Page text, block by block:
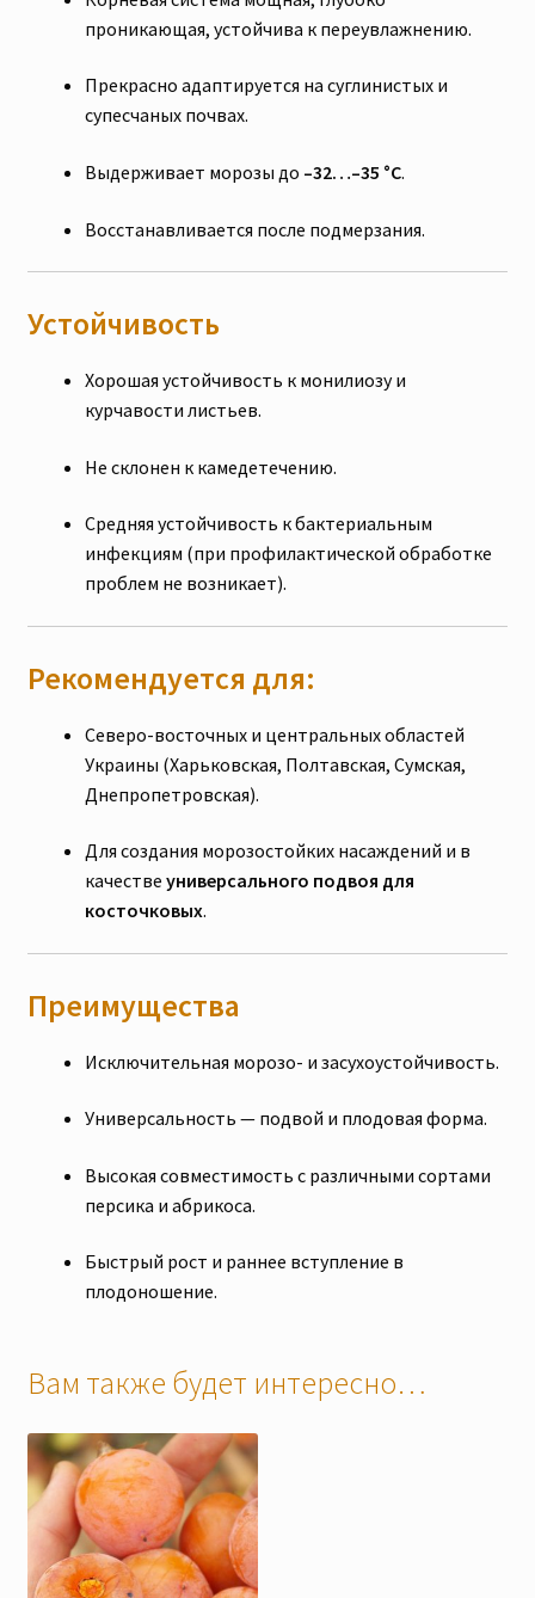
проникающая, устойчива к переувлажнению.
Прекрасно адаптируется на суглинистых и
супесчаных почвах.
Выдерживает морозы до –32…–35 °C.
Восстанавливается после подмерзания.
Устойчивость
Хорошая устойчивость к монилиозу и
курчавости листьев.
Не склонен к камедетечению.
Средняя устойчивость к бактериальным
инфекциям (при профилактической обработке
проблем не возникает).
Рекомендуется для:
Северо-восточных и центральных областей
Украины (Харьковская, Полтавская, Сумская,
Днепропетровская).
Для создания морозостойких насаждений и в
качестве универсального подвоя для
косточковых.
Преимущества
Исключительная морозо- и засухоустойчивость.
Универсальность — подвой и плодовая форма.
Высокая совместимость с различными сортами
персика и абрикоса.
Быстрый рост и раннее вступление в
плодоношение.
Вам также будет интересно…